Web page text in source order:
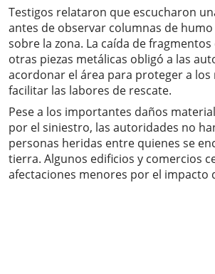
Testigos relataron que escucharon
antes de observar columnas de
sobre la zona. La caída de fragmentos
otras piezas metálicas obligó a las
acordonar el área para proteger a los
facilitar las labores de rescate.
Pese a los importantes daños
por el siniestro, las autoridades no
personas heridas entre quienes se
tierra. Algunos edificios y comercios
afectaciones menores por el impacto